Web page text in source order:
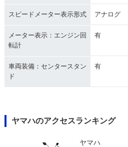
スピードメーター表示形式 アナログ
メーター表示：エンジン回
転計
有
車両装備：センタースタン
ド
有
ヤマハのアクセスランキング
ヤマハ